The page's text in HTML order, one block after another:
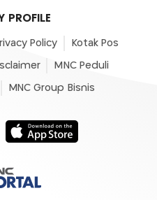
PROFILE
Policy Kotak Pos
MNC Peduli
MNC Group Bisnis